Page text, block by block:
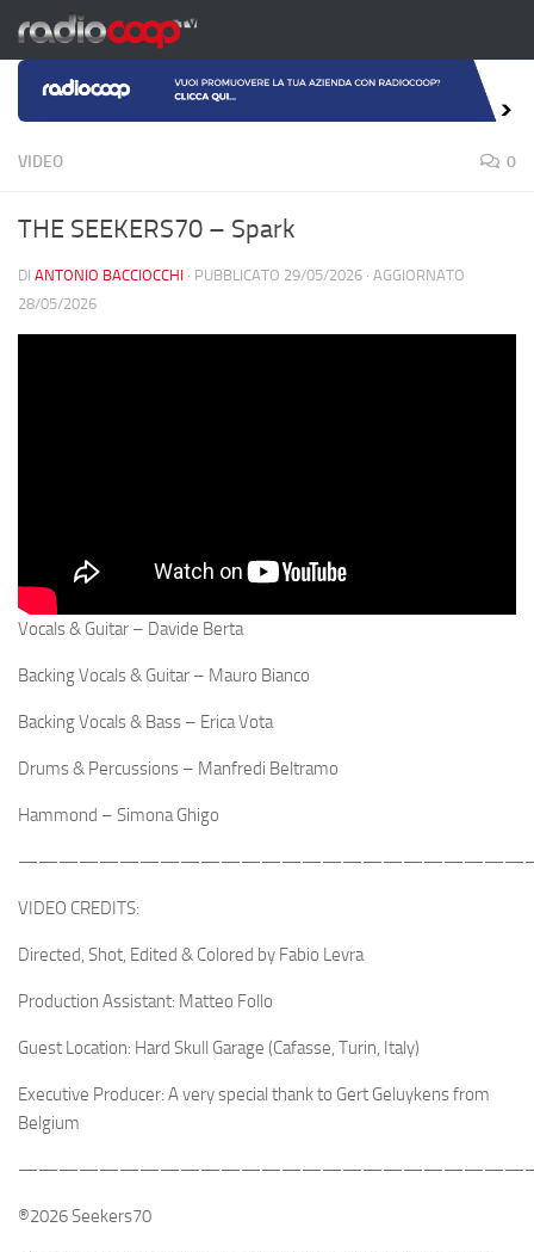
Salta al contenuto
VIDEO 0
THE SEEKERS70 – Spark
DI ANTONIO BACCIOCCHI · PUBBLICATO 29/05/2026 · AGGIORNATO
28/05/2026
Vocals & Guitar – Davide Berta
Backing Vocals & Guitar – Mauro Bianco
Backing Vocals & Bass – Erica Vota
Drums & Percussions – Manfredi Beltramo
Hammond – Simona Ghigo
VIDEO CREDITS:
Directed, Shot, Edited & Colored by Fabio Levra
Production Assistant: Matteo Follo
Guest Location: Hard Skull Garage (Cafasse, Turin, Italy)
Executive Producer: A very special thank to Gert Geluykens from
Belgium
®2026 Seekers70